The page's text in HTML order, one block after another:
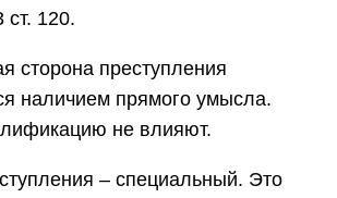
ст. 120.
сторона преступления
наличием прямого умысла.
не влияют.
– специальный. Это